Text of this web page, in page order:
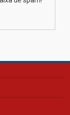
além da